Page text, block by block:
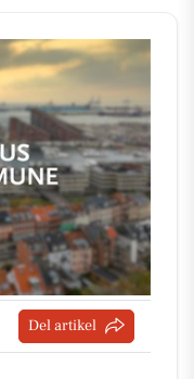
Del artikel